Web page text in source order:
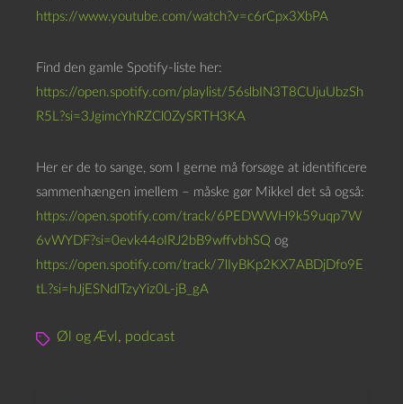
https://www.youtube.com/watch?v=c6rCpx3XbPA
Find den gamle Spotify-liste her:
https://open.spotify.com/playlist/56slbIN3T8CUjuUbzSh
R5L?si=3JgimcYhRZCl0ZySRTH3KA
Her er de to sange, som I gerne må forsøge at identificere
sammenhængen imellem – måske gør Mikkel det så også:
https://open.spotify.com/track/6PEDWWH9k59uqp7W
6vWYDF?si=0evk44oIRJ2bB9wffvbhSQ og
https://open.spotify.com/track/7lIyBKp2KX7ABDjDfo9E
tL?si=hJjESNdlTzyYiz0L-jB_gA
Øl og Ævl , podcast